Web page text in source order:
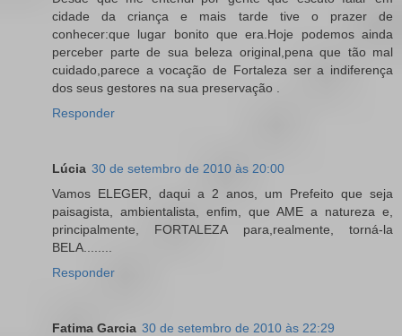
cidade da criança e mais tarde tive o prazer de
conhecer:que lugar bonito que era.Hoje podemos ainda
perceber parte de sua beleza original,pena que tão mal
cuidado,parece a vocação de Fortaleza ser a indiferença
dos seus gestores na sua preservação .
Responder
Lúcia 30 de setembro de 2010 às 20:00
Vamos ELEGER, daqui a 2 anos, um Prefeito que seja
paisagista, ambientalista, enfim, que AME a natureza e,
principalmente, FORTALEZA para,realmente, torná-la
BELA........
Responder
Fatima Garcia 30 de setembro de 2010 às 22:29